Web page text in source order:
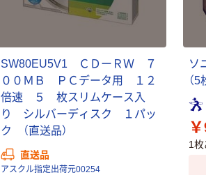
SW80EU5V1 ＣＤーＲＷ ７
００ＭＢ ＰＣデータ用 １２
倍速 ５ 枚スリムケース入
り シルバーディスク １パッ
ク （直送品）
直送品
アスクル指定出荷元00254
ソ
（5
1枚